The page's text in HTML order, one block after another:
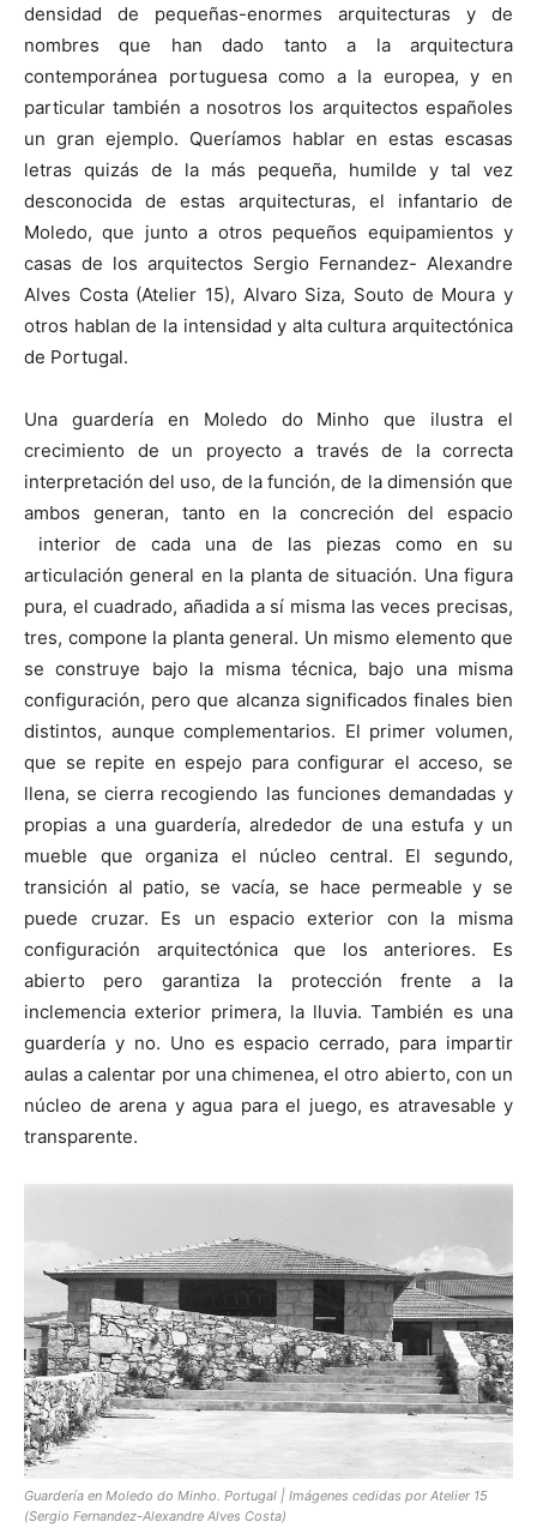
densidad de pequeñas-enormes arquitecturas y de
nombres que han dado tanto a la arquitectura
contemporánea portuguesa como a la europea, y en
particular también a nosotros los arquitectos españoles
un gran ejemplo. Queríamos hablar en estas escasas
letras quizás de la más pequeña, humilde y tal vez
desconocida de estas arquitecturas, el infantario de
Moledo, que junto a otros pequeños equipamientos y
casas de los arquitectos Sergio Fernandez- Alexandre
Alves Costa (Atelier 15), Alvaro Siza, Souto de Moura y
otros hablan de la intensidad y alta cultura arquitectónica
de Portugal.
Una guardería en Moledo do Minho que ilustra el
crecimiento de un proyecto a través de la correcta
interpretación del uso, de la función, de la dimensión que
ambos generan, tanto en la concreción del espacio
interior de cada una de las piezas como en su
articulación general en la planta de situación. Una figura
pura, el cuadrado, añadida a sí misma las veces precisas,
tres, compone la planta general. Un mismo elemento que
se construye bajo la misma técnica, bajo una misma
configuración, pero que alcanza significados finales bien
distintos, aunque complementarios. El primer volumen,
que se repite en espejo para configurar el acceso, se
llena, se cierra recogiendo las funciones demandadas y
propias a una guardería, alrededor de una estufa y un
mueble que organiza el núcleo central. El segundo,
transición al patio, se vacía, se hace permeable y se
puede cruzar. Es un espacio exterior con la misma
configuración arquitectónica que los anteriores. Es
abierto pero garantiza la protección frente a la
inclemencia exterior primera, la lluvia. También es una
guardería y no. Uno es espacio cerrado, para impartir
aulas a calentar por una chimenea, el otro abierto, con un
núcleo de arena y agua para el juego, es atravesable y
transparente.
Guardería en Moledo do Minho. Portugal | Imágenes cedidas por Atelier 15
(Sergio Fernandez-Alexandre Alves Costa)